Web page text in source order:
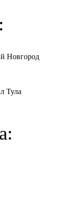
Новгород
Тула